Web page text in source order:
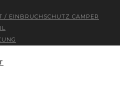
/ EINBRUCHSCHUTZ CAMPER